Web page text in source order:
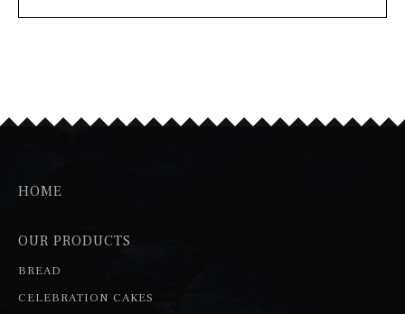
HOME
OUR PRODUCTS
BREAD
CELEBRATION CAKES